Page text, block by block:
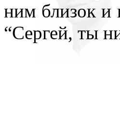
ним близок и
“Сергей, ты